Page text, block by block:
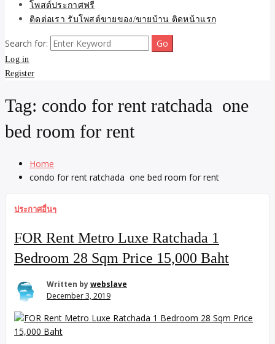
โพสต์ประกาศฟรี
ติดต่อเรา รับโพสต์ขายของ/ขายบ้าน ติดหน้าแรก
Search for:
Log in
Register
Tag: condo for rent ratchada one
bed room for rent
Home
condo for rent ratchada one bed room for rent
ประกาศอื่นๆ
FOR Rent Metro Luxe Ratchada 1
Bedroom 28 Sqm Price 15,000 Baht
Written bywebslave
December 3, 2019